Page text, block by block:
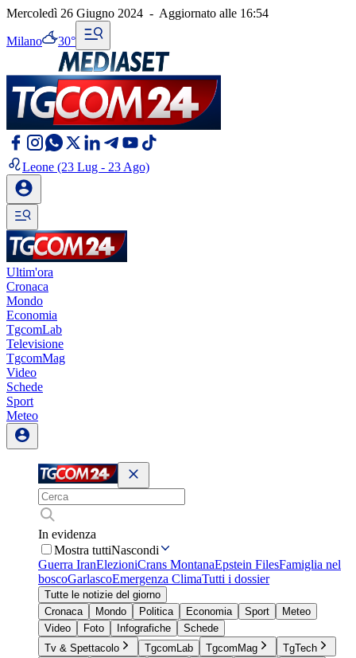
Mercoledì 26 Giugno 2024 - Aggiornato alle 16:54
Milano 30°
Leone (23 Lug - 23 Ago)
Ultim'ora
Cronaca
Mondo
Economia
TgcomLab
Televisione
TgcomMag
Video
Schede
Sport
Meteo
In evidenza
Mostra tuttiNascondi
Guerra IranElezioniCrans MontanaEpstein FilesFamiglia nel
boscoGarlascoEmergenza ClimaTutti i dossier
Tutte le notizie del giorno
Cronaca
Mondo Politica Economia Sport
Meteo
Video
Foto Infografiche
Schede
Tv & Spettacolo
TgcomLab TgcomMag
TgTech